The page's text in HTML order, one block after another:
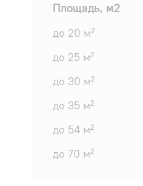
Площадь, м2
до 20 м²
до 25 м²
до 30 м²
до 35 м²
до 54 м²
до 70 м²